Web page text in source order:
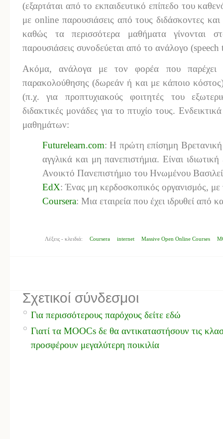
(εξαρτάται από το εκπαιδευτικό επίπεδο του
με online παρουσιάσεις από τους διδάσκοντες
καθώς τα περισσότερα μαθήματα γίνονται
παρουσιάσεις συνοδεύεται από το ανάλογο
Ακόμα, ανάλογα με τον φορέα που παρέχει
παρακολούθησης (δωρεάν ή και με κάποιο
(π.χ. για προπτυχιακούς φοιτητές του
διδακτικές μονάδες για το πτυχίο τους.
μαθημάτων:
Futurelearn.com: Η πρώτη επίσημη
αγγλικά και μη πανεπιστήμια. Είναι ιδιωτική
Ανοικτό Πανεπιστήμιο του Ηνωμένου
EdX: Ένας μη κερδοσκοπικός οργανισμός,
Coursera: Μια εταιρεία που έχει ιδρυθεί από
Λέξεις - κλειδιά: Coursera internet Massive Open Online Courses
Σχετικοί σύνδεσμοι
Για περισσότερους παρόχους δείτε εδώ
Γιατί τα MOOCs δε θα αντικαταστήσουν τις
προσφέρουν μεγαλύτερη ποικιλία